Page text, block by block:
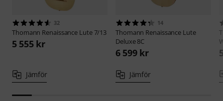
32
Thomann Renaissance Lute 7/13
5 555 kr
Jämför
14
Thomann Renaissance Lute
Deluxe 8C
6 599 kr
Jämför